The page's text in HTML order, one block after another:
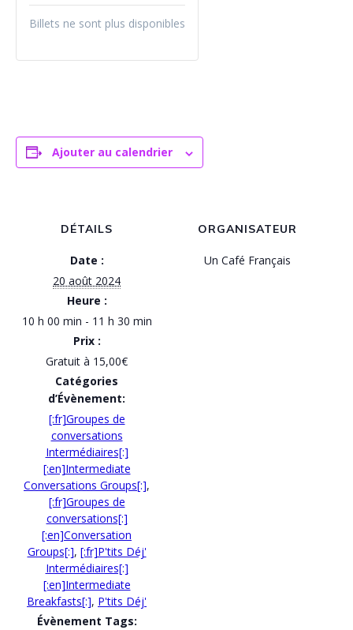
Billets ne sont plus disponibles
Ajouter au calendrier
DÉTAILS
Date :
20 août 2024
Heure :
10 h 00 min - 11 h 30 min
Prix :
Gratuit à 15,00€
Catégories
d’Évènement:
[:fr]Groupes de
conversations
Intermédiaires[:]
[:en]Intermediate
Conversations Groups[:],
[:fr]Groupes de
conversations[:]
[:en]Conversation
Groups[:], [:fr]P'tits Déj'
Intermédiaires[:]
[:en]Intermediate
Breakfasts[:], P'tits Déj'
Évènement Tags:
ORGANISATEUR
Un Café Français